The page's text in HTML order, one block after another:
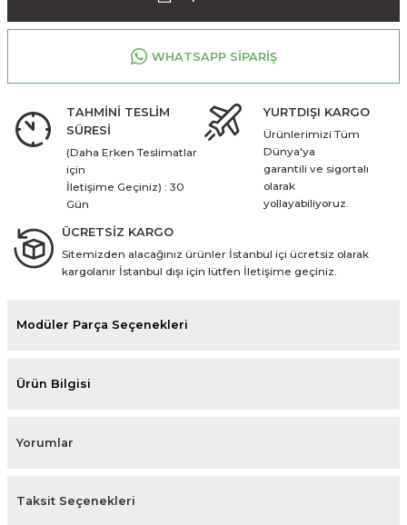
WHATSAPP SİPARİŞ
TAHMİNİ TESLİM
SÜRESİ
(Daha Erken Teslimatlar
için
İletişime Geçiniz) : 30
Gün
YURTDIŞI KARGO
Ürünlerimizi Tüm
Dünya'ya
garantili ve sigortalı
olarak
yollayabiliyoruz.
ÜCRETSİZ KARGO
Sitemizden alacağınız ürünler İstanbul içi ücretsiz olarak
kargolanır İstanbul dışı için lütfen İletişime geçiniz.
Modüler Parça Seçenekleri
Ürün Bilgisi
Yorumlar
Taksit Seçenekleri